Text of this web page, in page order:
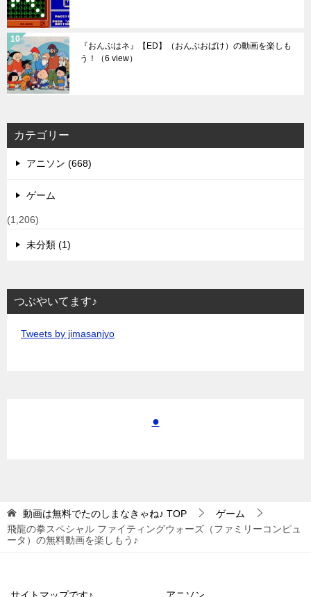
『おんぶはネ』【ED】（おんぶおばけ）の動画を楽しも
う！
（6 view）
カテゴリー
アニソン (668)
ゲーム
(1,206)
未分類 (1)
つぶやいてます♪
Tweets by jimasanjyo
●
動画は無料でたのしまなきゃね♪ TOP
ゲーム
飛龍の拳スペシャル ファイティングウォーズ（ファミリーコンピュ
ータ）の無料動画を楽しもう♪
サイトマップです♪ アニソン